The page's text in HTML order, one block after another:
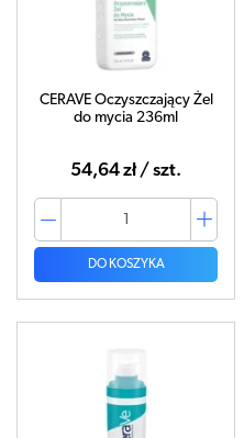
CERAVE Oczyszczający Żel
do mycia 236ml
54,64 zł / szt.
DO KOSZYKA